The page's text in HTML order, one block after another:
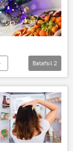
Batafsil 2